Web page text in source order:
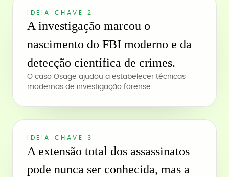
IDEIA CHAVE 2
A investigação marcou o
nascimento do FBI moderno e da
detecção científica de crimes.
O caso Osage ajudou a estabelecer técnicas
modernas de investigação forense.
IDEIA CHAVE 3
A extensão total dos assassinatos
pode nunca ser conhecida, mas a